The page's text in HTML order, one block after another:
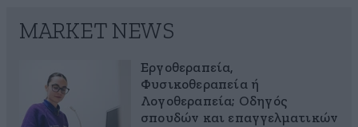
MARKET NEWS
Εργοθεραπεία,
Φυσικοθεραπεία ή
Λογοθεραπεία; Οδηγός
σπουδών και επαγγελματικών